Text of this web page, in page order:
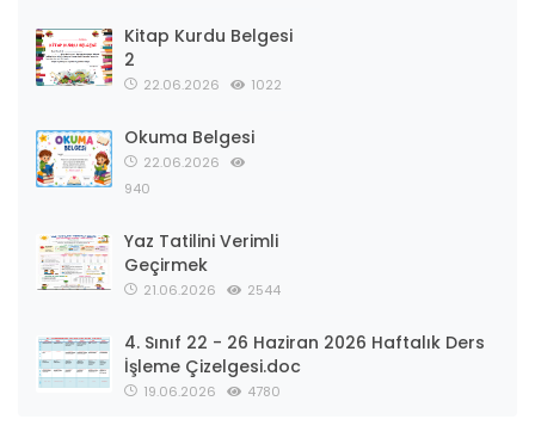
Kitap Kurdu Belgesi
2
22.06.2026 1022
Okuma Belgesi
22.06.2026
940
Yaz Tatilini Verimli
Geçirmek
21.06.2026 2544
4. Sınıf 22 - 26 Haziran 2026 Haftalık Ders
İşleme Çizelgesi.doc
19.06.2026 4780